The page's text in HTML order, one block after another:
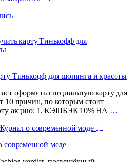
Тинькофф для шопинга и красоты
оформить специальную карту для
10 причин, по которым стоит
эту акцию: 1. КЭШБЭК 10% НА …
современной моде